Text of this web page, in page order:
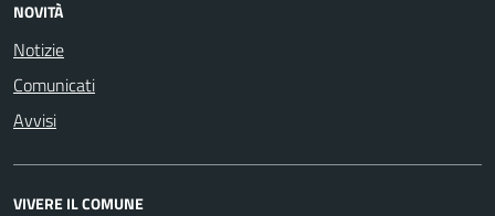
NOVITÀ
Notizie
Comunicati
Avvisi
VIVERE IL COMUNE